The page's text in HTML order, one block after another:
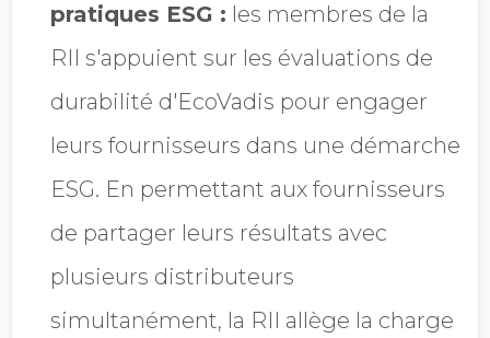
pratiques ESG : les membres de la
RII s'appuient sur les évaluations de
durabilité d'EcoVadis pour engager
leurs fournisseurs dans une démarche
ESG. En permettant aux fournisseurs
de partager leurs résultats avec
plusieurs distributeurs
simultanément, la RII allège la charge